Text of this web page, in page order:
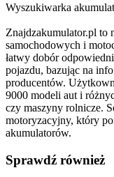
Wyszukiwarka
Znajdzakumulator.pl to
samochodowych i
łatwy dobór
pojazdu, bazując na
producentów.
9000 modeli aut i
czy maszyny rolnicze.
motoryzacyjny, który
akumulatorów.
Sprawdź również